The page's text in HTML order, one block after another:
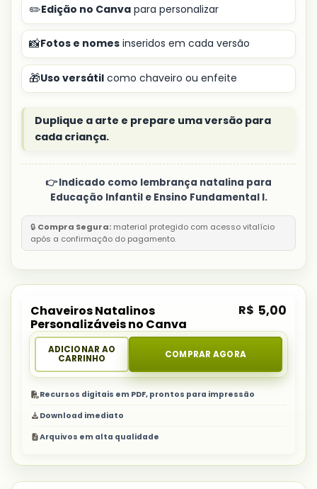
✏️Edição no Canva para personalizar
📸Fotos e nomes inseridos em cada versão
🎁Uso versátil como chaveiro ou enfeite
Duplique a arte e prepare uma versão para
cada criança.
👉 Indicado como lembrança natalina para
Educação Infantil e Ensino Fundamental I.
🔒 Compra Segura: material protegido com acesso vitalício
após a confirmação do pagamento.
Chaveiros Natalinos
Personalizáveis no Canva
R$ 5,00
ADICIONAR AO
CARRINHO
COMPRAR AGORA
Recursos digitais em PDF, prontos para impressão
Download imediato
Arquivos em alta qualidade